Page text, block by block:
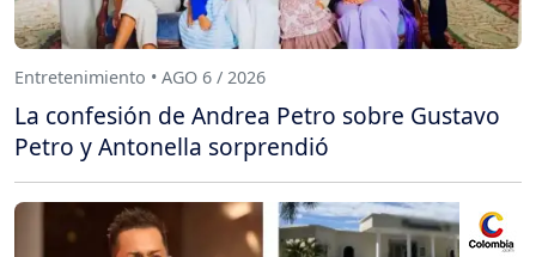
Entretenimiento • AGO 6 / 2026
La confesión de Andrea Petro sobre Gustavo
Petro y Antonella sorprendió